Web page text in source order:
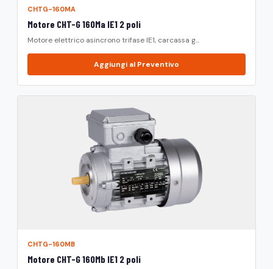
CHTG-160MA
Motore CHT-G 160Ma IE1 2 poli
Motore elettrico asincrono trifase IE1, carcassa g...
Aggiungi al Preventivo
CHTG-160MB
Motore CHT-G 160Mb IE1 2 poli